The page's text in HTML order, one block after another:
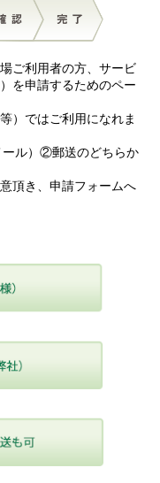
ご利用者の方、サービ
を申請するためのペー
）ではご利用になれま
ル）②郵送のどちらか
頂き、申請フォームへ